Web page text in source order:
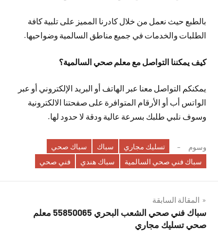
بالطبع حيث نعمل من خلال كادرنا المميز على تلبية كافة
الطلبات والخدمات في جميع مناطق السالمية وضواحيها.
كيف يمكننا التواصل مع معلم صحي السالمية؟
يمكنكم التواصل معنا عبر الهاتف أو البريد الإلكتروني أو عبر
الواتس أب أو الأرقام المتوافرة على صفحتنا الالكترونية
وسوف نلبي طلبك بسرعة عالية ودقة لا حدود لها.
وسوم تسليك مجاري سباك
سباك صحي
سباك فني صحي السالمية
سباك هندي فني صحي
تصفّح
المقالات
المقالة السابقة
سباك فني صحي الشعب البحري 55850065 معلم
صحي تسليك مجاري